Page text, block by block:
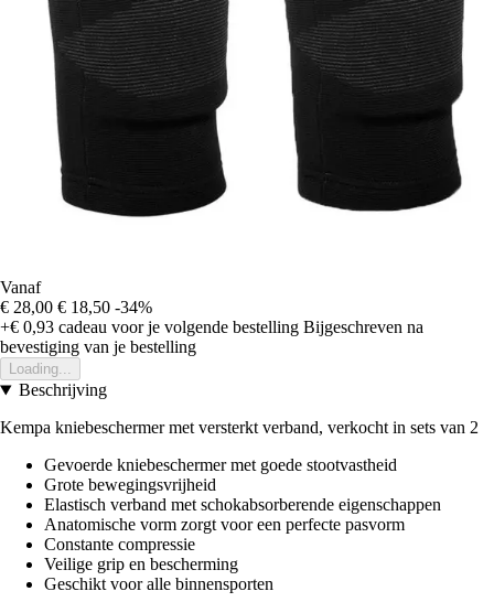
Vanaf
€ 28,00 € 18,50 -34%
+€ 0,93 cadeau voor je volgende bestelling Bijgeschreven na
bevestiging van je bestelling
Loading...
Beschrijving
Kempa kniebeschermer met versterkt verband, verkocht in sets van 2
Gevoerde kniebeschermer met goede stootvastheid
Grote bewegingsvrijheid
Elastisch verband met schokabsorberende eigenschappen
Anatomische vorm zorgt voor een perfecte pasvorm
Constante compressie
Veilige grip en bescherming
Geschikt voor alle binnensporten